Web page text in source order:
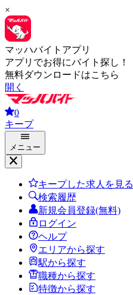
×
マッハバイトアプリ
アプリでお得にバイト探し！
無料ダウンロードはこちら
開く
0
キープ
メニュー
キープした求人を見る
検索履歴
新規会員登録(無料)
ログイン
ヘルプ
エリアから探す
駅から探す
職種から探す
特徴から探す